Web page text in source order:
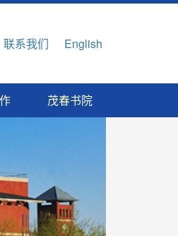
联系我们 English
茂春书院